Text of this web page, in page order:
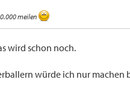
meilen
wird schon noch.
würde ich nur machen